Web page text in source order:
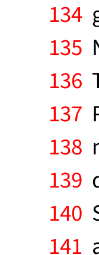
134
135
136
137
138
139
140
141